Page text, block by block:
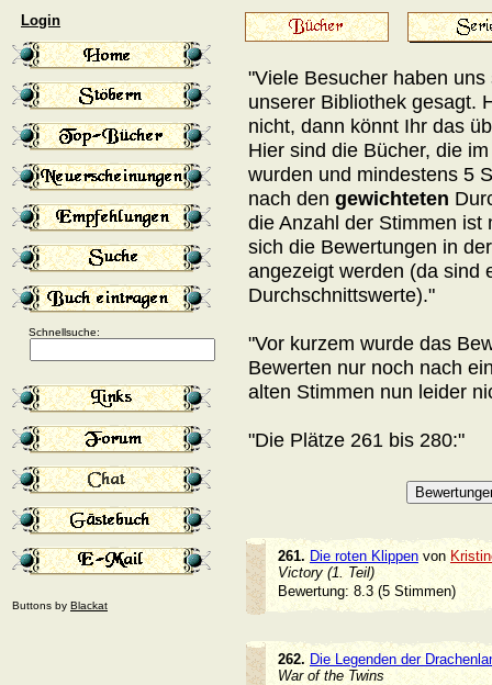
Login
Schnellsuche:
Buttons by Blackat
"Viele Besucher haben
unserer Bibliothek gesagt.
nicht, dann könnt Ihr das
Hier sind die Bücher, die
wurden und mindestens 5
nach den gewichteten
die Anzahl der Stimmen
sich die Bewertungen in
angezeigt werden (da sind
Durchschnittswerte)."
"Vor kurzem wurde das
Bewerten nur noch nach
alten Stimmen nun leider
"Die Plätze 261 bis 280:"
261. Die roten Klippen von
Victory (1. Teil)
Bewertung: 8.3 (5 Stimmen)
262. Die Legenden der
War of the Twins